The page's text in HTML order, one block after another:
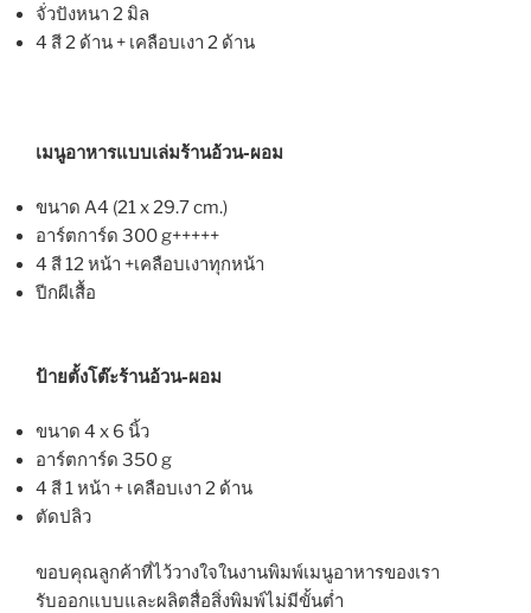
จั่วปังหนา 2 มิล
4 สี 2 ด้าน + เคลือบเงา 2 ด้าน
เมนูอาหารแบบเล่มร้านอ้วน-ผอม
ขนาด A4 (21 x 29.7 cm.)
อาร์ตการ์ด 300 g+++++
4 สี 12 หน้า +เคลือบเงาทุกหน้า
ปีกผีเสื้อ
ป้ายตั้งโต๊ะร้านอ้วน-ผอม
ขนาด 4 x 6 นิ้ว
อาร์ตการ์ด 350 g
4 สี 1 หน้า + เคลือบเงา 2 ด้าน
ตัดปลิว
ขอบคุณลูกค้าที่ไว้วางใจในงานพิมพ์เมนูอาหารของเรา
รับออกแบบและผลิตสื่อสิ่งพิมพ์ไม่มีขั้นต่ำ